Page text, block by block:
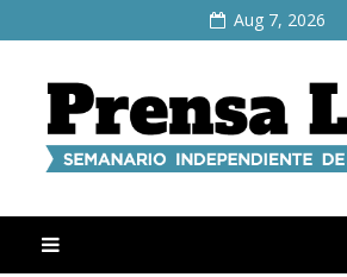
Aug 7, 2026